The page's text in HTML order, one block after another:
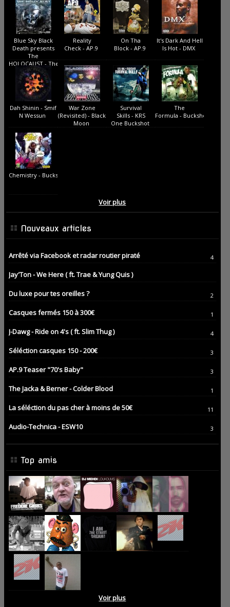
Blue Sky Black
Death presents
The
HOLOCAUST - The
Holocaust
Reality
Check - AP.9
On Tha
Block - AP.9
It's Dark And Hell
Is Hot - DMX
Dah Shinin - Smif
N Wessun
War Zone
(Revisited) - Black
Moon
Survival
Skills - KRS
One Buckshot
The
Formula - Buckshot
Chemistry - Buckshot
Voir plus
Nouveaux articles
4
Arrêté via Facebook et radar routier piraté
Jay'Ton - We Here ( ft. Trae & Yung Quis )
2
Du luxe pour tes oreilles ?
1
Casques fermés 150 à 300€
4
J-Dawg - Ride on 4's ( ft. Slim Thug )
3
Séléction casques 150 - 200€
3
AP.9 Teaser "70's Baby"
1
The Jacka & Berner - Colder Blood
11
La séléction du pas cher à moins de 50€
3
Audio-Technica - ESW10
Top amis
Voir plus